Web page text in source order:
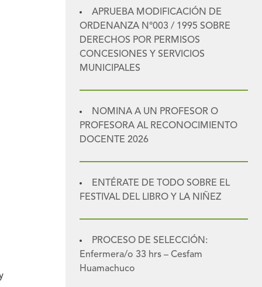
APRUEBA MODIFICACIÓN DE
ORDENANZA N°003 / 1995 SOBRE
DERECHOS POR PERMISOS
CONCESIONES Y SERVICIOS
MUNICIPALES
NOMINA A UN PROFESOR O
PROFESORA AL RECONOCIMIENTO
DOCENTE 2026
ENTÉRATE DE TODO SOBRE EL
FESTIVAL DEL LIBRO Y LA NIÑEZ
PROCESO DE SELECCIÓN:
Enfermera/o 33 hrs – Cesfam
Huamachuco